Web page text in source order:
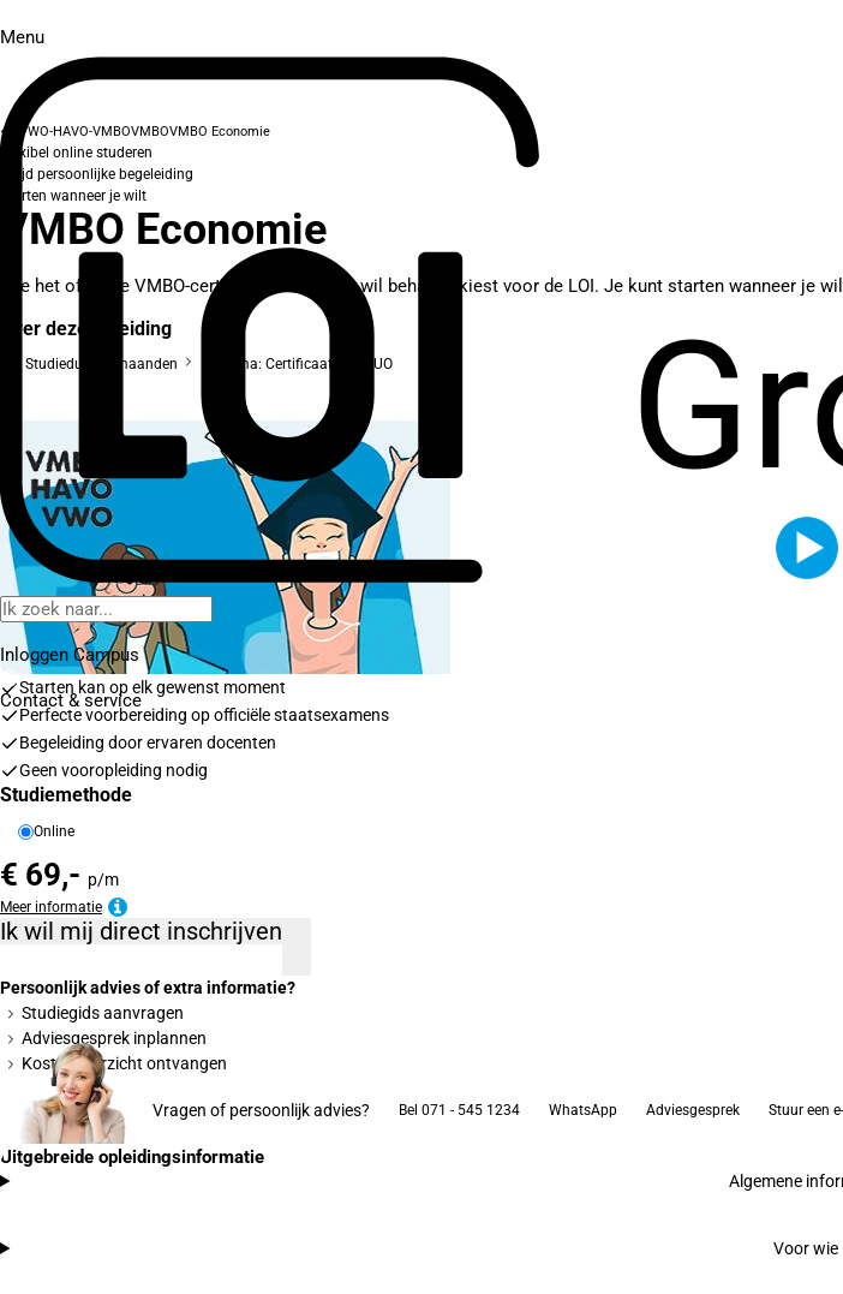
Menu
Inloggen Campus
Contact& service
VWO-HAVO-VMBOVMBOVMBO Economie
Flexibel online studeren
Altijd persoonlijke begeleiding
Starten wanneer je wilt
VMBO Economie
Wie het officiële VMBO-certificaat economie wil behalen, kiest voor de LOI. Je kunt starten wanneer je
Over deze opleiding
Studieduur: 6 maanden Diploma: Certificaat van DUO
Starten kan op elk gewenst moment
Perfecte voorbereiding op officiële staatsexamens
Begeleiding door ervaren docenten
Geen vooropleiding nodig
Studiemethode
Online
€ 69,- p/m
Meer informatie
Ik wil mij direct inschrijven
Persoonlijk advies of extra informatie?
Studiegids aanvragen
Adviesgesprek inplannen
Kostenoverzicht ontvangen
Vragen of persoonlijk advies? Bel 071 - 545 1234 WhatsApp Adviesgesprek Stuur een
Uitgebreide opleidingsinformatie
Algemene
Voor wie